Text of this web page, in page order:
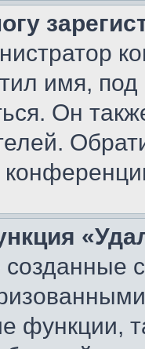
имя,
Он
функции,